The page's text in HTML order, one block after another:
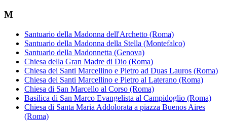
M
Santuario della Madonna dell'Archetto (Roma)
Santuario della Madonna della Stella (Montefalco)
Santuario della Madonnetta (Genova)
Chiesa della Gran Madre di Dio (Roma)
Chiesa dei Santi Marcellino e Pietro ad Duas Lauros (Roma)
Chiesa dei Santi Marcellino e Pietro al Laterano (Roma)
Chiesa di San Marcello al Corso (Roma)
Basilica di San Marco Evangelista al Campidoglio (Roma)
Chiesa di Santa Maria Addolorata a piazza Buenos Aires
(Roma)